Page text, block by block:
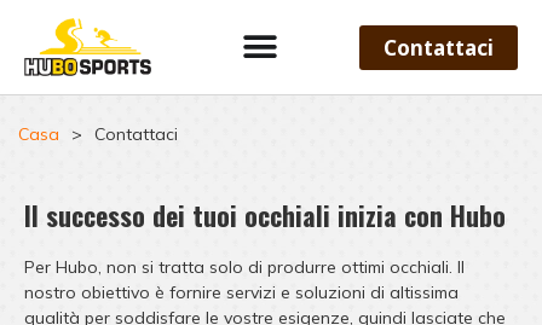
Contattaci
Casa > Contattaci
Il successo dei tuoi occhiali inizia con Hubo
Per Hubo, non si tratta solo di produrre ottimi occhiali. Il
nostro obiettivo è fornire servizi e soluzioni di altissima
qualità per soddisfare le vostre esigenze, quindi lasciate che